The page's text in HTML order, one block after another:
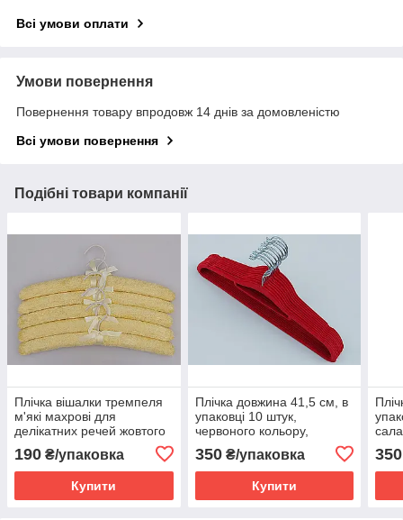
Всі умови оплати
Умови повернення
Повернення товару впродовж 14 днів за домовленістю
Всі умови повернення
Подібні товари компанії
Плічка вішалки тремпеля
м'які махрові для
делікатних речей жовтого
кольору, довжина 38 см,в
упаковці 5 штук
190 ₴/упаковка
Купити
Плічка довжина 41,5 см, в
упаковці 10 штук,
червоного кольору,
флоковані
350₴/упаковка
Купити
350